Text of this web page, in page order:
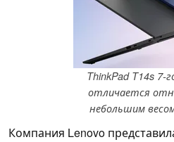
ThinkPad T14s 7-
отличается
небольшим
Компания Lenovo